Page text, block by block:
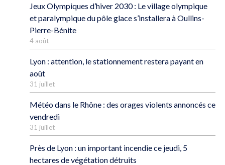
Jeux Olympiques d’hiver 2030 : Le village olympique
et paralympique du pôle glace s’installera à Oullins-
Pierre-Bénite
4 août
Lyon : attention, le stationnement restera payant en
août
31 juillet
Météo dans le Rhône : des orages violents annoncés ce
vendredi
31 juillet
Près de Lyon : un important incendie ce jeudi, 5
hectares de végétation détruits